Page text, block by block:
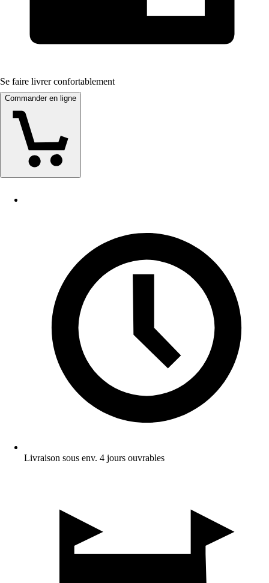
Se faire livrer confortablement
Commander en ligne
Livraison sous env. 4 jours ouvrables